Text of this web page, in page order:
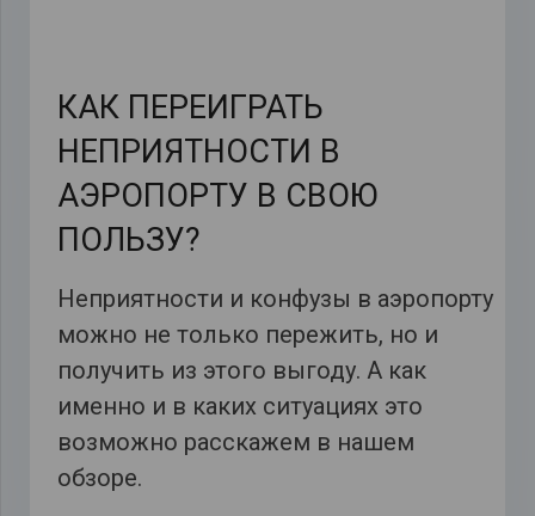
КАК ПЕРЕИГРАТЬ
НЕПРИЯТНОСТИ В
АЭРОПОРТУ В СВОЮ
ПОЛЬЗУ?
Неприятности и конфузы в аэропорту
можно не только пережить, но и
получить из этого выгоду. А как
именно и в каких ситуациях это
возможно расскажем в нашем
обзоре.